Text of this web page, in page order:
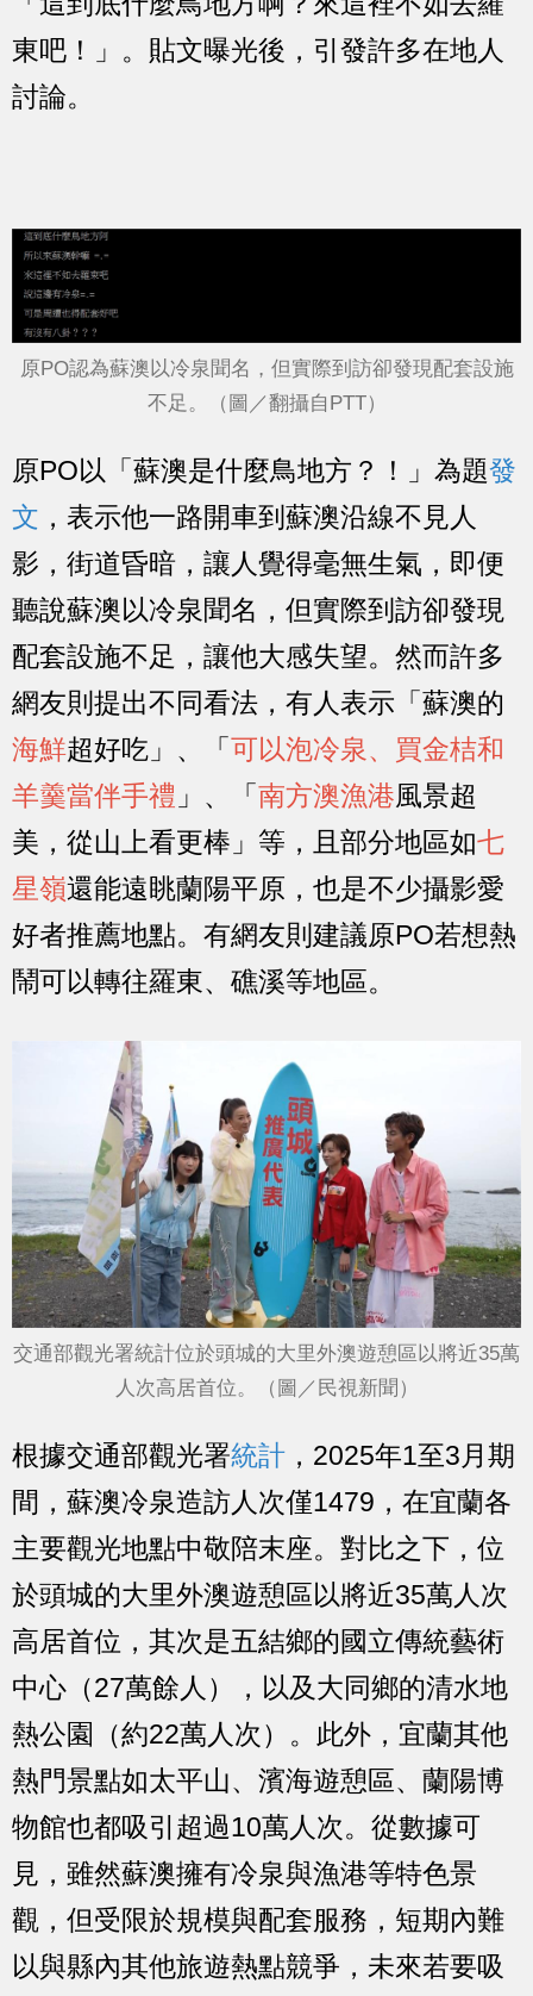
東吧！」。貼文曝光後，引發許多在地人
討論。
原PO認為蘇澳以冷泉聞名，但實際到訪卻發現配套設施
不足。（圖／翻攝自PTT）
原PO以「蘇澳是什麼鳥地方？！」為題發
文 ，表示他一路開車到蘇澳沿線不見人
影，街道昏暗，讓人覺得毫無生氣，即便
聽說蘇澳以冷泉聞名，但實際到訪卻發現
配套設施不足，讓他大感失望。然而許多
網友則提出不同看法，有人表示「蘇澳的
海鮮超好吃」、「 可以泡冷泉、買金桔和
羊羹當伴手禮 」、「 南方澳漁港風景超
美，從山上看更棒」等，且部分地區如七
星嶺還能遠眺蘭陽平原，也是不少攝影愛
好者推薦地點。有網友則建議原PO若想熱
鬧可以轉往羅東、礁溪等地區。
交通部觀光署統計位於頭城的大里外澳遊憩區以將近35萬
人次高居首位。（圖／民視新聞）
根據交通部觀光署統計，2025年1至3月期
間，蘇澳冷泉造訪人次僅1479，在宜蘭各
主要觀光地點中敬陪末座。對比之下，位
於頭城的大里外澳遊憩區以將近35萬人次
高居首位，其次是五結鄉的國立傳統藝術
中心（27萬餘人），以及大同鄉的清水地
熱公園（約22萬人次）。此外，宜蘭其他
熱門景點如太平山、濱海遊憩區、蘭陽博
物館也都吸引超過10萬人次。從數據可
見，雖然蘇澳擁有冷泉與漁港等特色景
觀，但受限於規模與配套服務，短期內難
以與縣內其他旅遊熱點競爭，未來若要吸